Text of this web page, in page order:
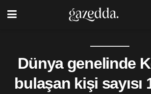
Dünya genelinde
bulaşan kişi sayısı